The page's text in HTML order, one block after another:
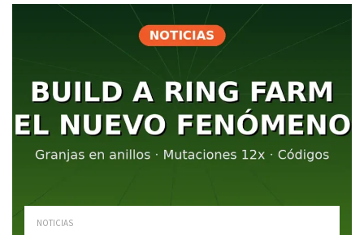
NOTICIAS